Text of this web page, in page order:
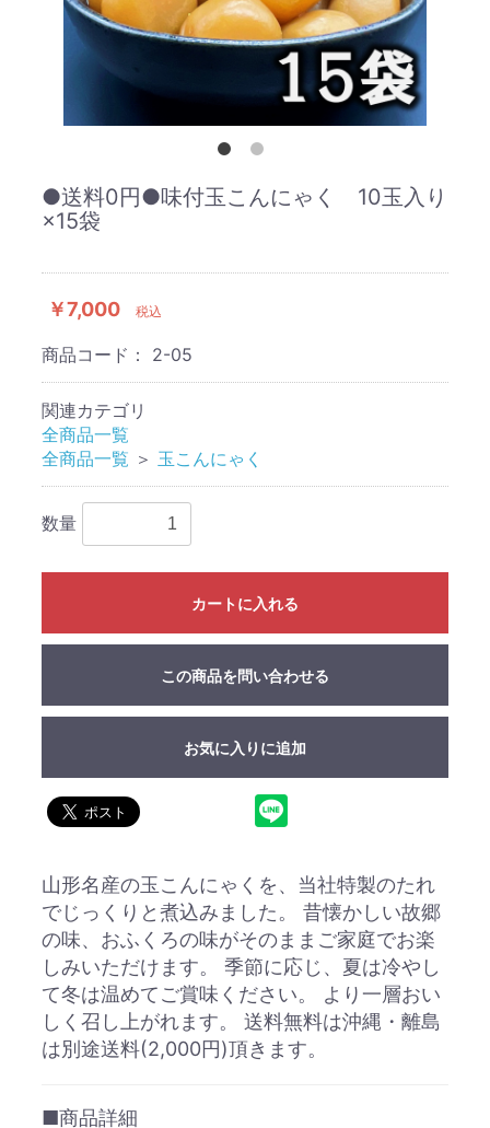
●送料0円●味付玉こんにゃく 10玉入り
×15袋
￥7,000 税込
商品コード： 2-05
関連カテゴリ
全商品一覧
全商品一覧 ＞ 玉こんにゃく
数量
カートに入れる
この商品を問い合わせる
お気に入りに追加
山形名産の玉こんにゃくを、当社特製のたれ
でじっくりと煮込みました。 昔懐かしい故郷
の味、おふくろの味がそのままご家庭でお楽
しみいただけます。 季節に応じ、夏は冷やし
て冬は温めてご賞味ください。 より一層おい
しく召し上がれます。 送料無料は沖縄・離島
は別途送料(2,000円)頂きます。
■商品詳細